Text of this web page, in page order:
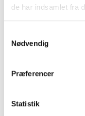
de har indsamlet fra
Nødvendig
Præferencer
Statistik